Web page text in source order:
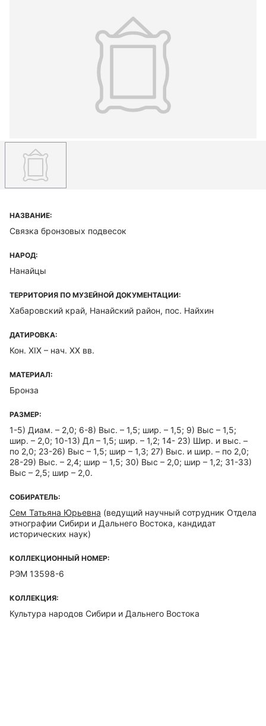
НАЗВАНИЕ:
Связка бронзовых подвесок
НАРОД:
Нанайцы
ТЕРРИТОРИЯ ПО МУЗЕЙНОЙ ДОКУМЕНТАЦИИ:
Хабаровский край, Нанайский район, пос. Найхин
ДАТИРОВКА:
Кон. ХIХ – нач. XX вв.
МАТЕРИАЛ:
Бронза
РАЗМЕР:
1-5) Диам. – 2,0; 6-8) Выс. – 1,5; шир. – 1,5; 9) Выс – 1,5;
шир. – 2,0; 10-13) Дл – 1,5; шир. – 1,2; 14- 23) Шир. и выс. –
по 2,0; 23-26) Выс – 1,5; шир – 1,3; 27) Выс. и шир. – по 2,0;
28-29) Выс. – 2,4; шир – 1,5; 30) Выс – 2,0; шир – 1,2; 31-33)
Выс – 2,5; шир – 2,0.
СОБИРАТЕЛЬ:
Сем Татьяна Юрьевна (ведущий научный сотрудник Отдела
этнографии Сибири и Дальнего Востока, кандидат
исторических наук)
КОЛЛЕКЦИОННЫЙ НОМЕР:
РЭМ 13598-6
КОЛЛЕКЦИЯ:
Культура народов Сибири и Дальнего Востока